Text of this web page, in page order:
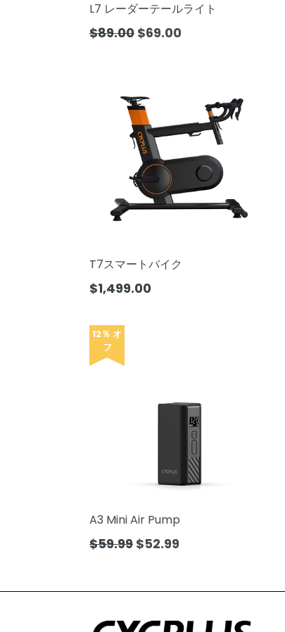
L7 レーダーテールライト
通
$89.00 $69.00
T7スマートバイク
通
格
$1,499.00
12％ オ
フ
A3 Mini Air Pump
通
$59.99 $52.99